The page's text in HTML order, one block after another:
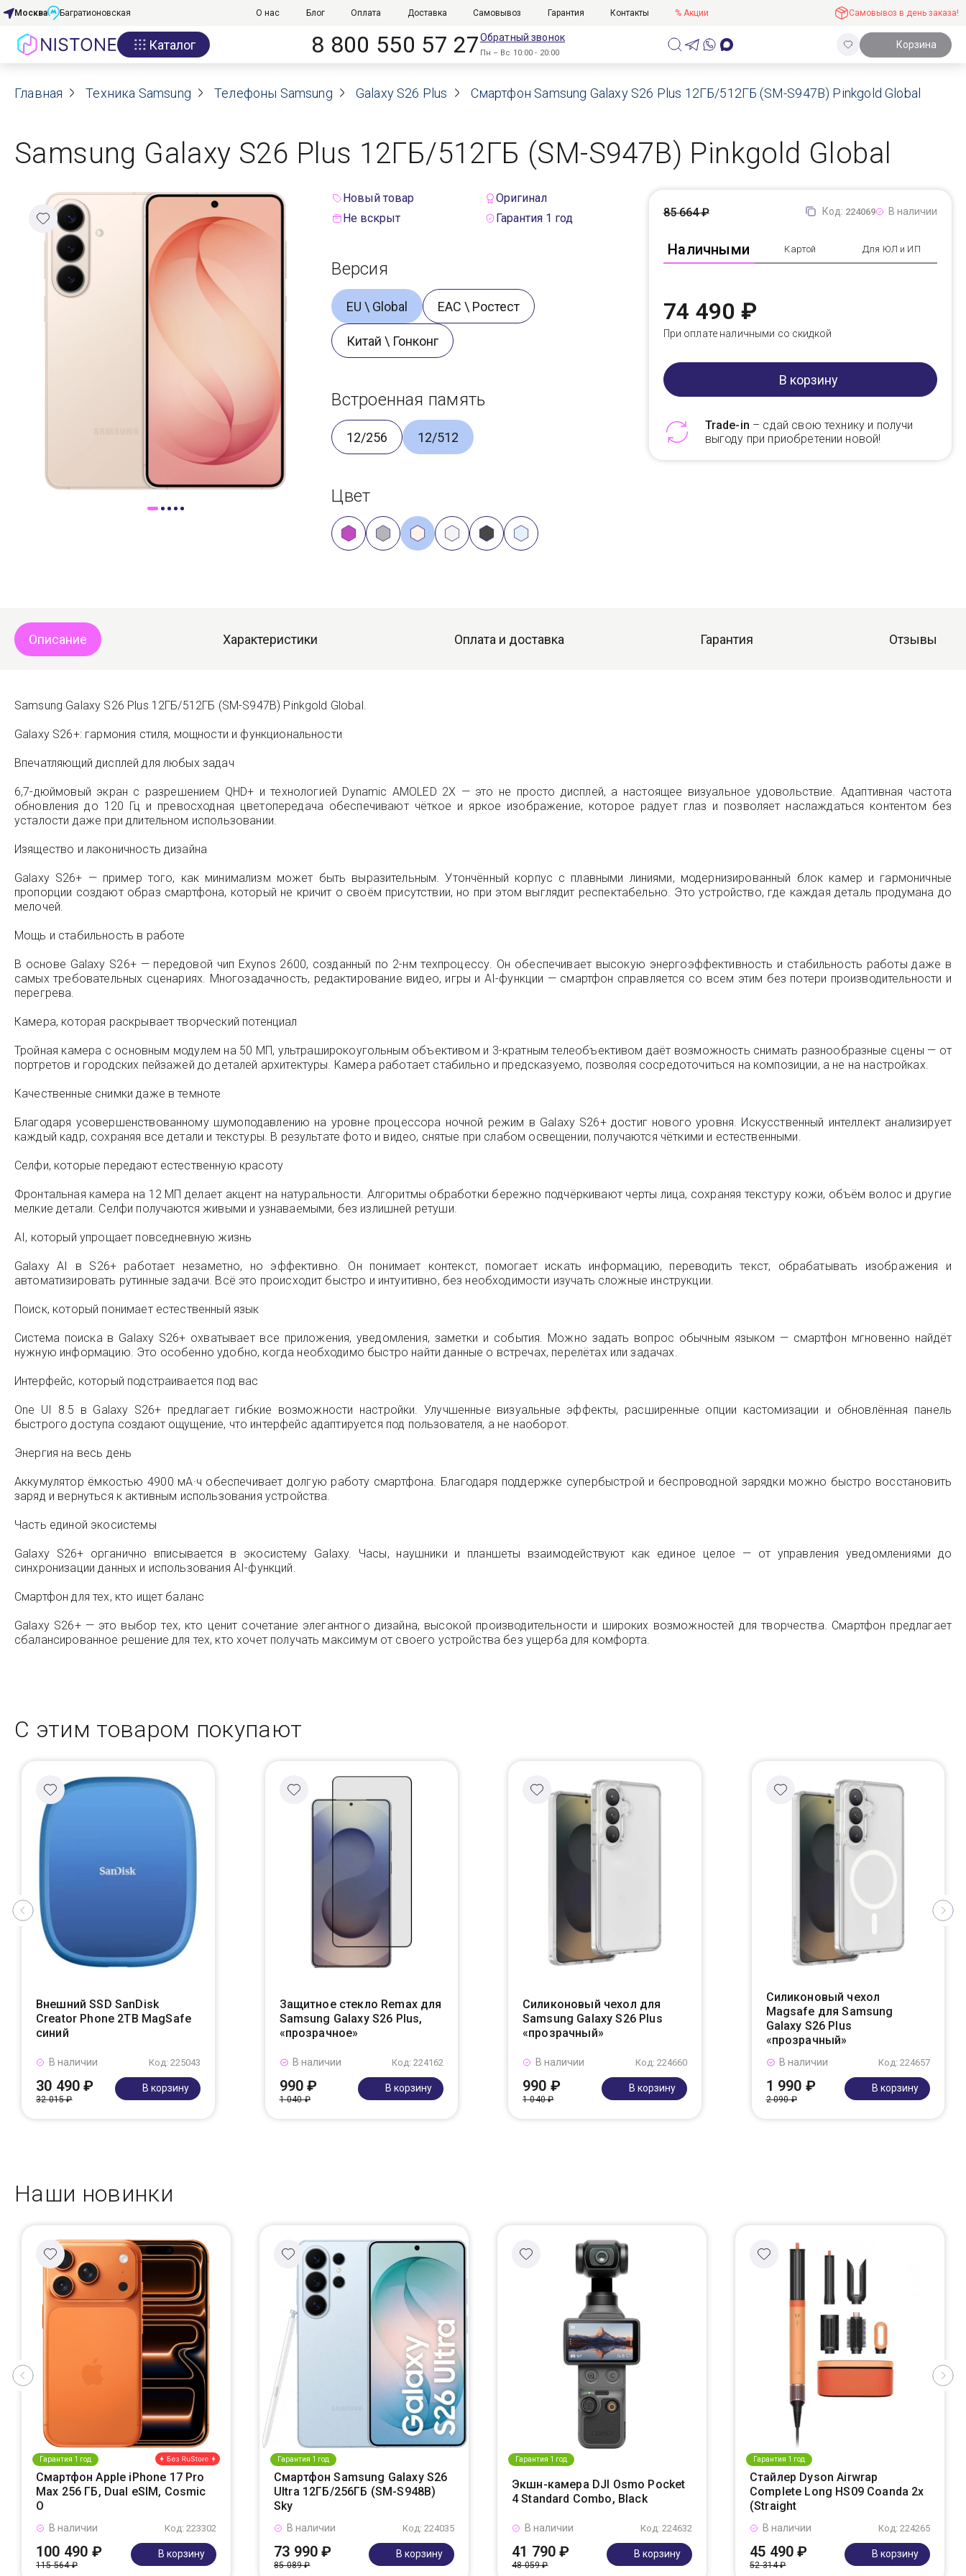
Акции
О нас
Договор оферты
Реквизиты
Контакты
Гарантия
Москва Багратионовская О нас Блог Оплата Доставка Самовывоз Гарантия Контакты % Акции Самовывоз в день заказа!
Каталог 8 800 550 57 27Обратный звонок
Пн – Вс 10:00 - 20:00
Корзина
Главная Техника Samsung Телефоны Samsung Galaxy S26 Plus Смартфон Samsung Galaxy S26 Plus 12ГБ/512ГБ (SM-S947B) Pinkgold Global
Samsung Galaxy S26 Plus 12ГБ/512ГБ (SM-S947B) Pinkgold Global
Новый товар
Оригинал
Не вскрыт
Гарантия 1 год
Версия
EU \ Global ЕАС \ Ростест
Китай \ Гонконг
Встроенная память
12/256 12/512
Цвет
Код: 224069 В наличии
Наличными Картой Для ЮЛ и ИП
85 664 ₽
74 490 ₽
При оплате наличными со скидкой
В корзину
Trade-in – сдай свою технику и получи
выгоду при приобретении новой!
Описание Характеристики Оплата и доставка Гарантия Отзывы
Samsung Galaxy S26 Plus 12ГБ/512ГБ (SM-S947B) Pinkgold Global.
Galaxy S26+: гармония стиля, мощности и функциональности
Впечатляющий дисплей для любых задач
6,7-дюймовый экран с разрешением QHD+ и технологией Dynamic AMOLED 2X — это не просто дисплей, а настоящее визуальное удовольствие. Адаптивная частота
обновления до 120 Гц и превосходная цветопередача обеспечивают чёткое и яркое изображение, которое радует глаз и позволяет наслаждаться контентом без
усталости даже при длительном использовании.
Изящество и лаконичность дизайна
Galaxy S26+ — пример того, как минимализм может быть выразительным. Утончённый корпус с плавными линиями, модернизированный блок камер и гармоничные
пропорции создают образ смартфона, который не кричит о своём присутствии, но при этом выглядит респектабельно. Это устройство, где каждая деталь продумана до
мелочей.
Мощь и стабильность в работе
В основе Galaxy S26+ — передовой чип Exynos 2600, созданный по 2-нм техпроцессу. Он обеспечивает высокую энергоэффективность и стабильность работы даже в
самых требовательных сценариях. Многозадачность, редактирование видео, игры и AI-функции — смартфон справляется со всем этим без потери производительности и
перегрева.
Камера, которая раскрывает творческий потенциал
Тройная камера с основным модулем на 50 МП, ультраширокоугольным объективом и 3-кратным телеобъективом даёт возможность снимать разнообразные сцены — от
портретов и городских пейзажей до деталей архитектуры. Камера работает стабильно и предсказуемо, позволяя сосредоточиться на композиции, а не на настройках.
Качественные снимки даже в темноте
Благодаря усовершенствованному шумоподавлению на уровне процессора ночной режим в Galaxy S26+ достиг нового уровня. Искусственный интеллект анализирует
каждый кадр, сохраняя все детали и текстуры. В результате фото и видео, снятые при слабом освещении, получаются чёткими и естественными.
Селфи, которые передают естественную красоту
Фронтальная камера на 12 МП делает акцент на натуральности. Алгоритмы обработки бережно подчёркивают черты лица, сохраняя текстуру кожи, объём волос и другие
мелкие детали. Селфи получаются живыми и узнаваемыми, без излишней ретуши.
AI, который упрощает повседневную жизнь
Galaxy AI в S26+ работает незаметно, но эффективно. Он понимает контекст, помогает искать информацию, переводить текст, обрабатывать изображения и
автоматизировать рутинные задачи. Всё это происходит быстро и интуитивно, без необходимости изучать сложные инструкции.
Поиск, который понимает естественный язык
Система поиска в Galaxy S26+ охватывает все приложения, уведомления, заметки и события. Можно задать вопрос обычным языком — смартфон мгновенно найдёт
нужную информацию. Это особенно удобно, когда необходимо быстро найти данные о встречах, перелётах или задачах.
Интерфейс, который подстраивается под вас
One UI 8.5 в Galaxy S26+ предлагает гибкие возможности настройки. Улучшенные визуальные эффекты, расширенные опции кастомизации и обновлённая панель
быстрого доступа создают ощущение, что интерфейс адаптируется под пользователя, а не наоборот.
Энергия на весь день
Аккумулятор ёмкостью 4900 мА·ч обеспечивает долгую работу смартфона. Благодаря поддержке супербыстрой и беспроводной зарядки можно быстро восстановить
заряд и вернуться к активным использования устройства.
Часть единой экосистемы
Galaxy S26+ органично вписывается в экосистему Galaxy. Часы, наушники и планшеты взаимодействуют как единое целое — от управления уведомлениями до
синхронизации данных и использования AI-функций.
Смартфон для тех, кто ищет баланс
Galaxy S26+ — это выбор тех, кто ценит сочетание элегантного дизайна, высокой производительности и широких возможностей для творчества. Смартфон предлагает
сбалансированное решение для тех, кто хочет получать максимум от своего устройства без ущерба для комфорта.
С этим товаром покупают
Внешний SSD SanDisk
Creator Phone 2TB MagSafe
синий
Код: 225043
В наличии
30 490 ₽
32 015 ₽
В корзину
Защитное стекло Remax для
Samsung Galaxy S26 Plus,
«прозрачное»
Код: 224162
В наличии
990 ₽
1 040 ₽
В корзину
Силиконовый чехол для
Samsung Galaxy S26 Plus
«прозрачный»
Код: 224660
В наличии
990 ₽
1 040 ₽
В корзину
Силиконовый чехол
Magsafe для Samsung
Galaxy S26 Plus
«прозрачный»
Код: 224657
В наличии
1 990 ₽
2 090 ₽
В корзину
Наши новинки
Гарантия 1 год
Смартфон Apple iPhone 17 Pro
Max 256 ГБ, Dual eSIM, Cosmic
O
Код: 223302
В наличии
100 490 ₽
115 564 ₽
В корзину
Гарантия 1 год
Смартфон Samsung Galaxy S26
Ultra 12ГБ/256ГБ (SM-S948B)
Sky
Код: 224035
В наличии
73 990 ₽
85 089 ₽
В корзину
Гарантия 1 год
Экшн-камера DJI Osmo Pocket
4 Standard Combo, Black
Код: 224632
В наличии
41 790 ₽
48 059 ₽
В корзину
Гарантия 1 год
Стайлер Dyson Airwrap
Complete Long HS09 Coanda 2x
(Straight
Код: 224265
В наличии
45 490 ₽
52 314 ₽
В корзину